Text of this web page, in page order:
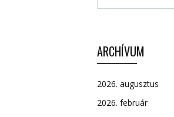
ARCHÍVUM
2026. augusztus
2026. február